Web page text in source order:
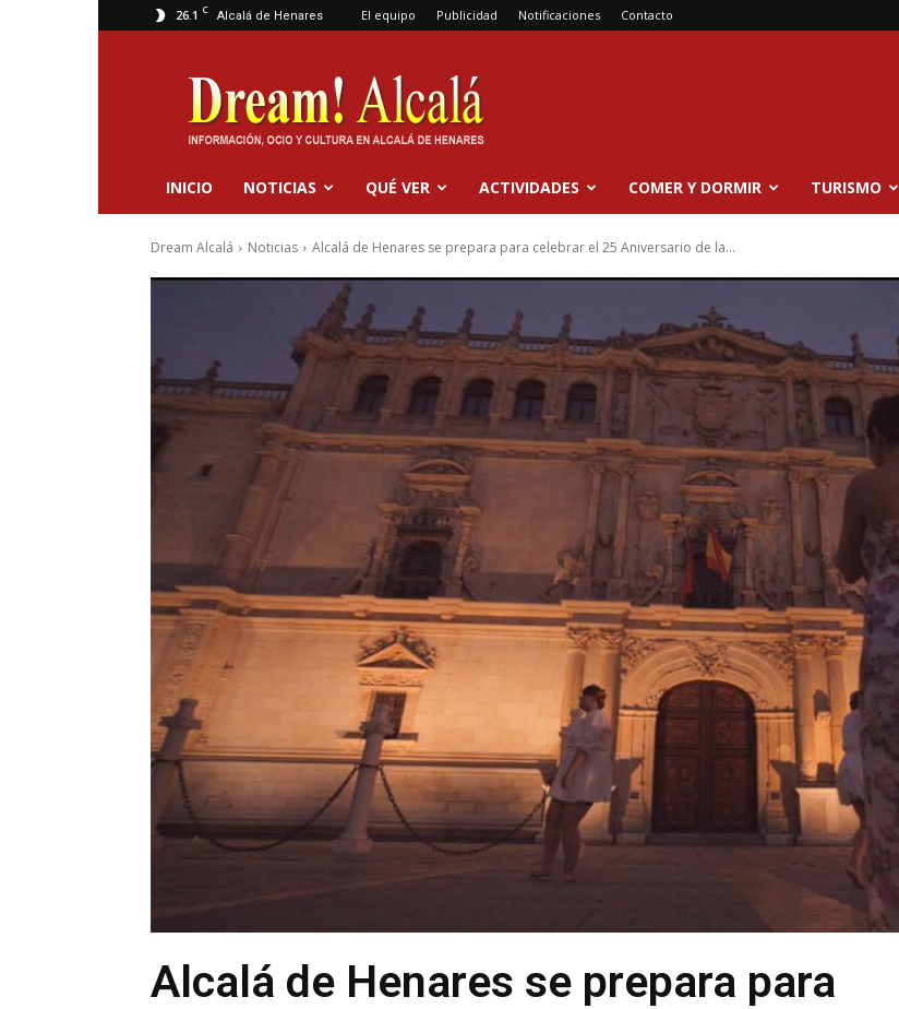
26.1 C Alcalá de Henares El equipo Publicidad Notificaciones Contacto
Dream
Alcalá
INICIO NOTICIAS QUÉ VER ACTIVIDADES COMER Y DORMIR TURISMO
Dream Alcalá Noticias Alcalá de Henares se prepara para celebrar el 25 Aniversario de la...
Alcalá de Henares se prepara para